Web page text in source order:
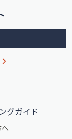
グガイド
へ